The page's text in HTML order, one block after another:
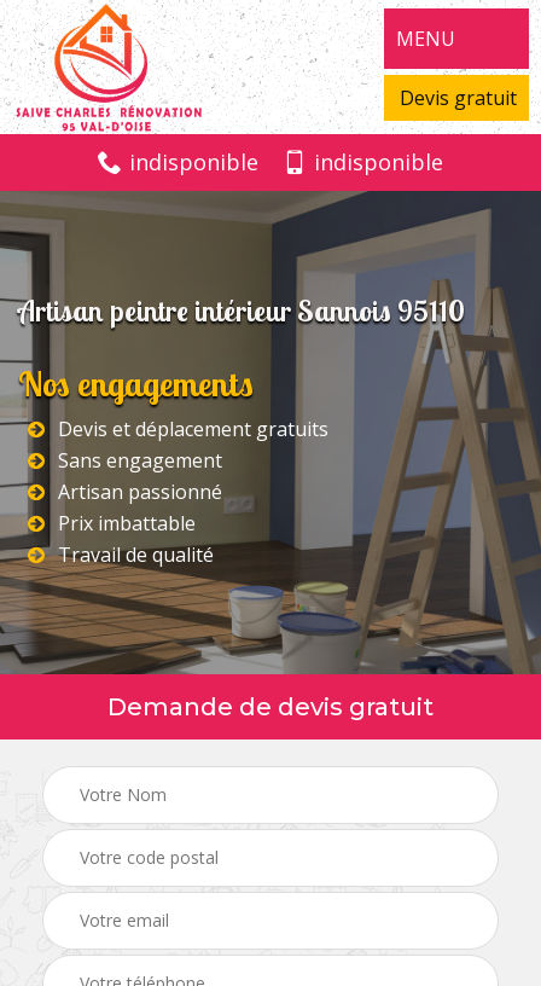
MENU
Devis gratuit
indisponible indisponible
Artisan peintre intérieur Sannois 95110
Nos engagements
Devis et déplacement gratuits
Sans engagement
Artisan passionné
Prix imbattable
Travail de qualité
Demande de devis gratuit